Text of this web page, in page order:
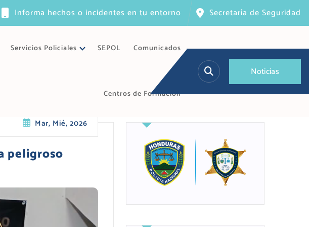
Informa hechos o incidentes en tu entorno Secretaría de Seguridad
Servicios Policiales SEPOL Comunicados
Centros de Formación
Noticias
Mar, Mié, 2026
peligroso